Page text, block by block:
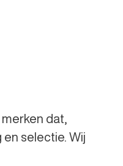
dat,
selectie. Wij